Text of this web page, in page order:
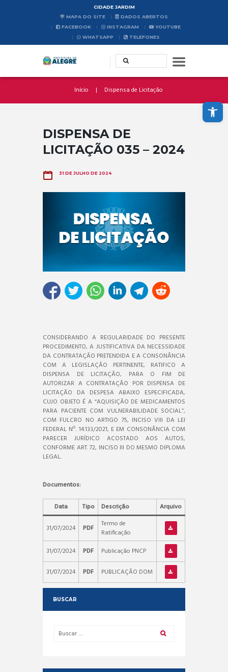
Abrir a barra de ferramentas
CIDADE JARDIM
MAPA DO SITE
DADOS ABERTOS
FACEBOOK
INSTAGRAM
YOUTUBE
WHATSAPP
TELEFONES
Início Dispensa de Licitação
DISPENSA DE
LICITAÇÃO 035 – 2024
31 DE JULHO DE 2024
CONSIDERANDO A REGULARIDADE DO PRESENTE
PROCEDIMENTO, A JUSTIFICATIVA DA NECESSIDADE
DA CONTRATAÇÃO PRETENDIDA E A CONSONÂNCIA
COM A LEGISLAÇÃO PERTINENTE, RATIFICO A
DISPENSA DE LICITAÇÃO, PARA O FIM DE
AUTORIZAR A CONTRATAÇÃO POR DISPENSA DE
LICITAÇÃO DA DESPESA ABAIXO ESPECIFICADA,
CUJO OBJETO É A “AQUISIÇÃO DE MEDICAMENTOS
PARA PACIENTE COM VULNERABILIDADE SOCIAL’’,
COM FULCRO NO ARTIGO 75, INCISO VIII DA LEI
FEDERAL Nº. 14.133/2021, E EM CONSONÂNCIA COM
PARECER JURÍDICO ACOSTADO AOS AUTOS,
CONFORME ART. 72, INCISO III DO MESMO DIPLOMA
LEGAL.
Documentos:
Data Tipo Descrição Arquivo
31/07/2024 PDF
Termo de
Ratificação
31/07/2024
PDF Publicação PNCP
31/07/2024 PDF PUBLICAÇÃO DOM
BUSCAR